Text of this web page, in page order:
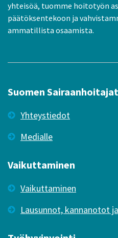
yhteisöä, tuomme hoitotyön
päätöksentekoon ja
ammatillista osaamista.
Suomen Sairaanhoitajat
Yhteystiedot
Medialle
Vaikuttaminen
Vaikuttaminen
Lausunnot, kannanotot